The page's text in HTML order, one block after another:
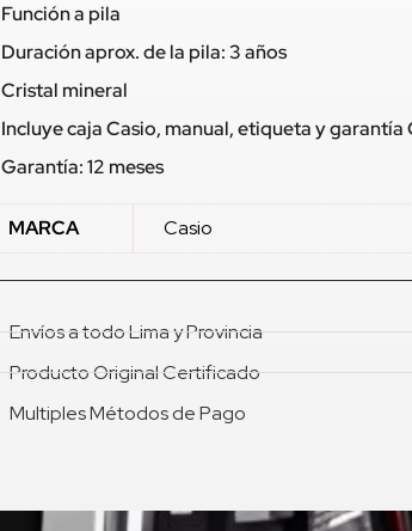
Función a pila
Duración aprox. de la pila: 3 años
Cristal mineral
Incluye caja Casio, manual, etiqueta y garantía
Garantía: 12 meses
MARCA Casio
Envíos a todo Lima y Provincia
Producto Original Certificado
Multiples Métodos de Pago